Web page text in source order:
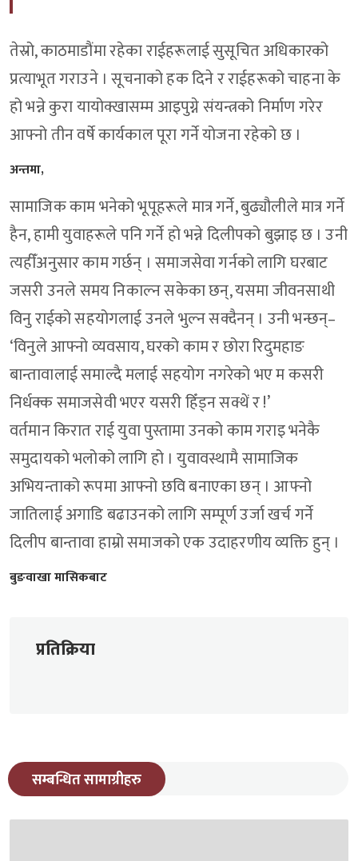
तेस्रो, काठमाडौंमा रहेका राईहरूलाई सुसूचित अधिकारको
प्रत्याभूत गराउने । सूचनाको हक दिने र राईहरूको चाहना के
हो भन्ने कुरा यायोक्खासम्म आइपुग्ने संयन्त्रको निर्माण गरेर
आफ्नो तीन वर्षे कार्यकाल पूरा गर्ने योजना रहेको छ ।
अन्तमा,
सामाजिक काम भनेको भूपूहरूले मात्र गर्ने, बुढ्यौलीले मात्र गर्ने
हैन, हामी युवाहरूले पनि गर्ने हो भन्ने दिलीपको बुझाइ छ । उनी
त्यहीँअनुसार काम गर्छन् । समाजसेवा गर्नको लागि घरबाट
जसरी उनले समय निकाल्न सकेका छन्, यसमा जीवनसाथी
विनु राईको सहयोगलाई उनले भुल्न सक्दैनन् । उनी भन्छन्–
‘विनुले आफ्नो व्यवसाय, घरको काम र छोरा रिदुमहाङ
बान्तावालाई समाल्दै मलाई सहयोग नगरेको भए म कसरी
निर्धक्क समाजसेवी भएर यसरी हिँड्न सक्थें र !’
वर्तमान किरात राई युवा पुस्तामा उनको काम गराइ भनेकै
समुदायको भलोको लागि हो । युवावस्थामै सामाजिक
अभियन्ताको रूपमा आफ्नो छवि बनाएका छन् । आफ्नो
जातिलाई अगाडि बढाउनको लागि सम्पूर्ण उर्जा खर्च गर्ने
दिलीप बान्तावा हाम्रो समाजको एक उदाहरणीय व्यक्ति हुन् ।
बुङवाखा मासिकबाट
प्रतिक्रिया
सम्बन्धित सामाग्रीहरु